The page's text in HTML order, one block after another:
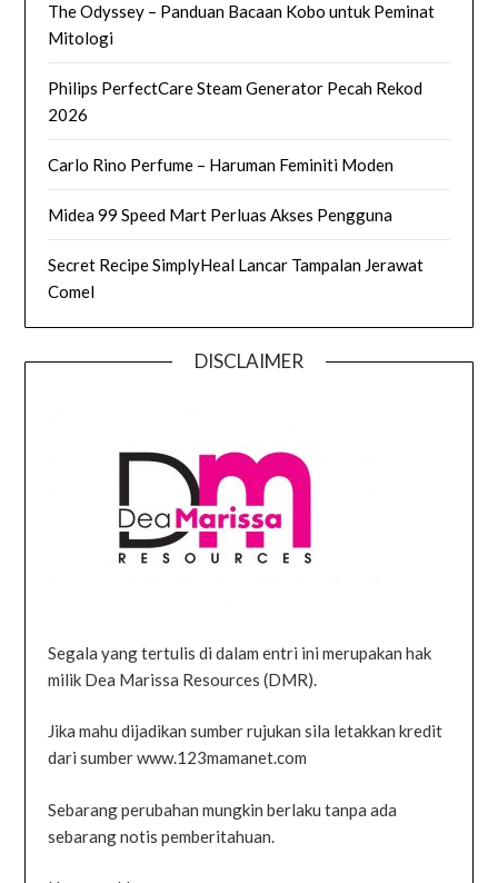
The Odyssey – Panduan Bacaan Kobo untuk Peminat
Mitologi
Philips PerfectCare Steam Generator Pecah Rekod
2026
Carlo Rino Perfume – Haruman Feminiti Moden
Midea 99 Speed Mart Perluas Akses Pengguna
Secret Recipe SimplyHeal Lancar Tampalan Jerawat
Comel
DISCLAIMER
Segala yang tertulis di dalam entri ini merupakan hak
milik Dea Marissa Resources (DMR).
Jika mahu dijadikan sumber rujukan sila letakkan kredit
dari sumber www.123mamanet.com
Sebarang perubahan mungkin berlaku tanpa ada
sebarang notis pemberitahuan.